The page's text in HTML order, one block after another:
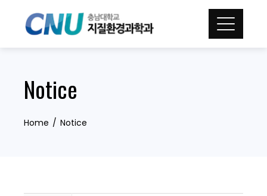
Notice
Home Notice